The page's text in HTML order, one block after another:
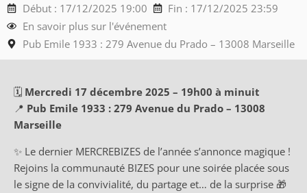
Début : 17/12/2025 19:00
Fin : 17/12/2025 23:59
En savoir plus sur l'événement
Pub Emile 1933 : 279 Avenue du Prado – 13008 Marseille
🗓 Mercredi 17 décembre 2025 – 19h00 à minuit
📍 Pub Emile 1933 : 279 Avenue du Prado – 13008
Marseille
✨ Le dernier MERCREBIZES de l’année s’annonce magique !
Rejoins la communauté BIZES pour une soirée placée sous
le signe de la convivialité, du partage et… de la surprise 🎁